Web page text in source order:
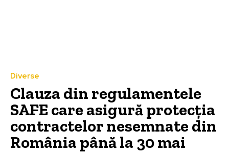
Diverse
Clauza din regulamentele
SAFE care asigură protecția
contractelor nesemnate din
România până la 30 mai